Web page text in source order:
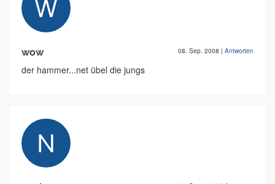
wow 08. Sep. 2008 | Antworten
der hammer...net übel die jungs